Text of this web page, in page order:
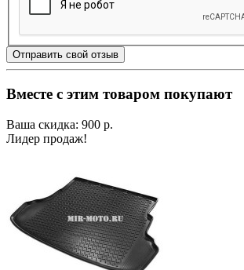
Отправить свой отзыв
Вместе с этим товаром покупают
Ваша скидка: 900 р.
Лидер продаж!